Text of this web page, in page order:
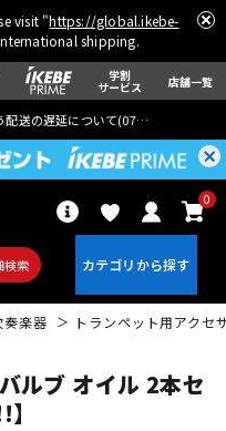
visit "https://global.ikebe-
shipping.
学割
サービス 店舗一覧
配送の遅延について(07月29日
検索
0
奏楽器 トランペット用アクセ
ルブ オイル 2本セ